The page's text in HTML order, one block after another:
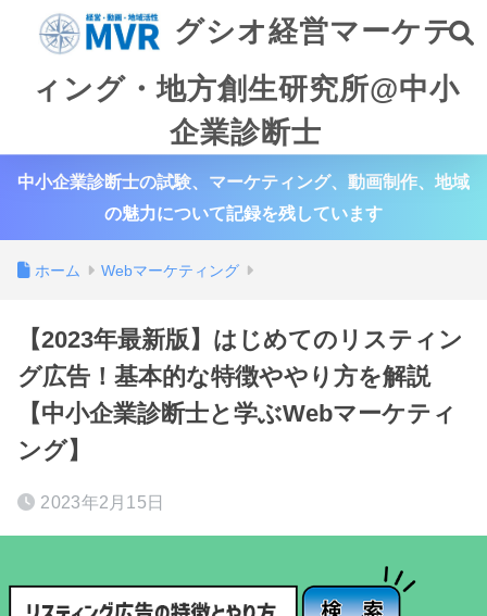
グシオ経営マーケテ
ィング・地方創生研究所@中小
企業診断士
中小企業診断士の試験、マーケティング、動画制作、地域
の魅力について記録を残しています
ホーム Webマーケティング
【2023年最新版】はじめてのリスティン
グ広告！基本的な特徴ややり方を解説
【中小企業診断士と学ぶWebマーケティ
ング】
2023年2月15日